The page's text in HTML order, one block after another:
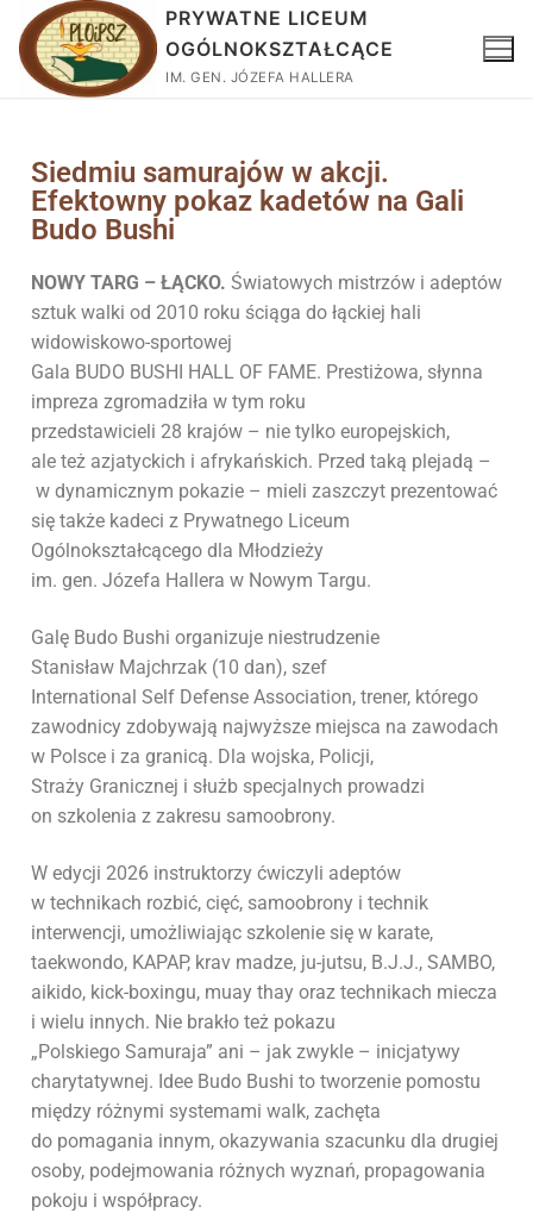
PRYWATNE LICEUM
OGÓLNOKSZTAŁCĄCE
IM. GEN. JÓZEFA HALLERA
Siedmiu samurajów w akcji.
Efektowny pokaz kadetów na Gali
Budo Bushi
NOWY TARG – ŁĄCKO. Światowych mistrzów i adeptów
sztuk walki od 2010 roku ściąga do łąckiej hali
widowiskowo-sportowej
Gala BUDO BUSHI HALL OF FAME. Prestiżowa, słynna
impreza zgromadziła w tym roku
przedstawicieli 28 krajów – nie tylko europejskich,
ale też azjatyckich i afrykańskich. Przed taką plejadą –
w dynamicznym pokazie – mieli zaszczyt prezentować
się także kadeci z Prywatnego Liceum
Ogólnokształcącego dla Młodzieży
im. gen. Józefa Hallera w Nowym Targu.
Galę Budo Bushi organizuje niestrudzenie
Stanisław Majchrzak (10 dan), szef
International Self Defense Association, trener, którego
zawodnicy zdobywają najwyższe miejsca na zawodach
w Polsce i za granicą. Dla wojska, Policji,
Straży Granicznej i służb specjalnych prowadzi
on szkolenia z zakresu samoobrony.
W edycji 2026 instruktorzy ćwiczyli adeptów
w technikach rozbić, cięć, samoobrony i technik
interwencji, umożliwiając szkolenie się w karate,
taekwondo, KAPAP, krav madze, ju-jutsu, B.J.J., SAMBO,
aikido, kick-boxingu, muay thay oraz technikach miecza
i wielu innych. Nie brakło też pokazu
„Polskiego Samuraja” ani – jak zwykle – inicjatywy
charytatywnej. Idee Budo Bushi to tworzenie pomostu
między różnymi systemami walk, zachęta
do pomagania innym, okazywania szacunku dla drugiej
osoby, podejmowania różnych wyznań, propagowania
pokoju i współpracy.